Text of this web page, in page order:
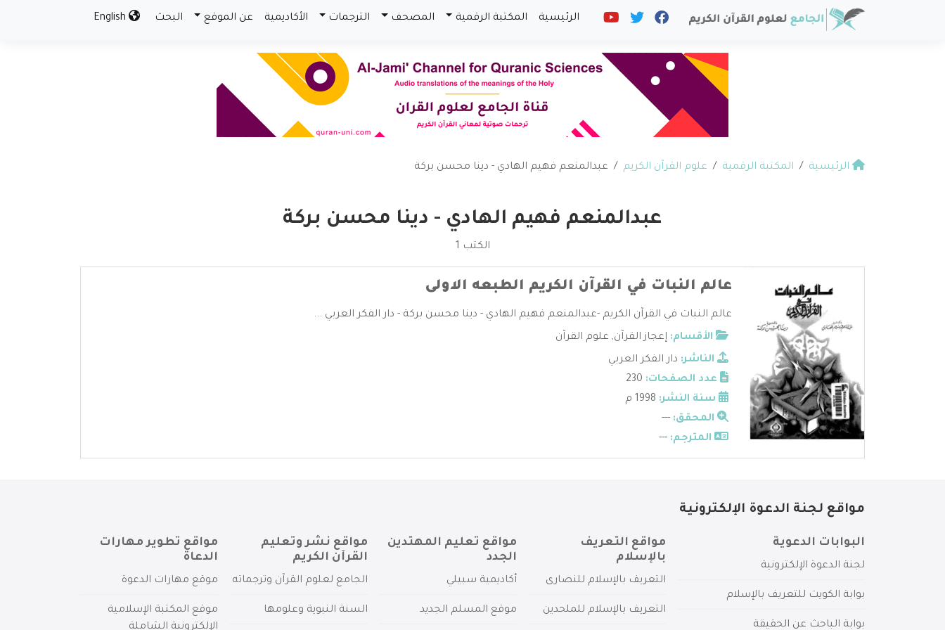
الرئيسية المكتبة الرقمية المصحف الترجمات الأكاديمية عن الموقع البحث
الرئيسية المكتبة الرقمية علوم القرآن الكريم عبدالمنعم فهيم الهادي - دينا محسن بركة
عبدالمنعم فهيم الهادي - دينا محسن بركة
الكتب 1
عالم النبات في القرآن الكريم الطبعه الاولى
عالم النبات في القرآن الكريم -عبدالمنعم فهيم الهادي - دينا محسن بركة - دار الفكر العربي ...
الأقسام: إعجاز القرآن, علوم القرآن
الناشر: دار الفكر العربي
عدد الصفحات:
سنة النشر:
المحقق: ---
المترجم: ---
مواقع لجنة الدعوة الإلكترونية
البوابات الدعوية
لجنة الدعوة الإلكترونية
بوابة الكويت للتعريف بالإسلام
بوابة الباحث عن الحقيقة
مواقع التعريف
بالإسلام
التعريف بالإسلام للنصارى
التعريف بالإسلام للملحدين
مواقع تعليم المهتدين
الجدد
أكاديمية سبيلي
موقع المسلم الجديد
مواقع نشر وتعليم
القرآن الكريم
الجامع لعلوم القرآن وترجماته
السنة النبوية وعلومها
مواقع تطوير مهارات
الدعاة
موقع مهارات الدعوة
موقع المكتبة الإسلامية
الإلكترونية الشاملة